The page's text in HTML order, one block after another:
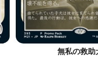
無私の救助